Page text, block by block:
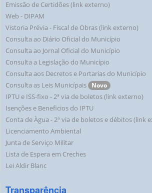
Emissão de Certidões (link externo)
Web - DIPAM
Vistoria Prévia - Fiscal de Obras (link externo)
Consulta ao Diário Oficial do Município
Consulta ao Jornal Oficial do Município
Consulta a Legislação do Município
Consulta aos Decretos e Portarias do Município
Consulta as Leis Municípais
Novo
IPTU e ISS-fixo - 2ª via de boletos (link externo)
Isenções e Beneficios do IPTU
Conta de Àgua - 2ª via de boletos e débitos (link
Licenciamento Ambiental
Junta de Serviço Militar
Lista de Espera em Creches
Lei Aldir Blanc
Transparência